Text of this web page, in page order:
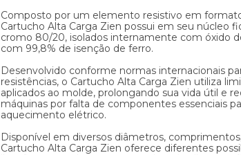
Composto por um elemento resistivo em
Cartucho Alta Carga Zien possui em seu núcleo
cromo 80/20, isolados internamente com óxido
com 99,8% de isenção de ferro.
Desenvolvido conforme normas internacionais
resistências, o Cartucho Alta Carga Zien utiliza
aplicados ao molde, prolongando sua vida útil e
máquinas por falta de componentes essenciais
aquecimento elétrico.
Disponível em diversos diâmetros,
Cartucho Alta Carga Zien oferece diferentes